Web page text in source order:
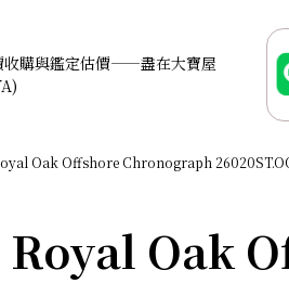
收購與鑑定估價——盡在大寶屋
Oak Offshore Chronograph
Oak